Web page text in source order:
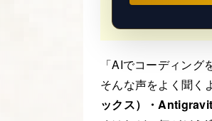
「AIでコーディン
そんな声をよく聞く
ックス）・